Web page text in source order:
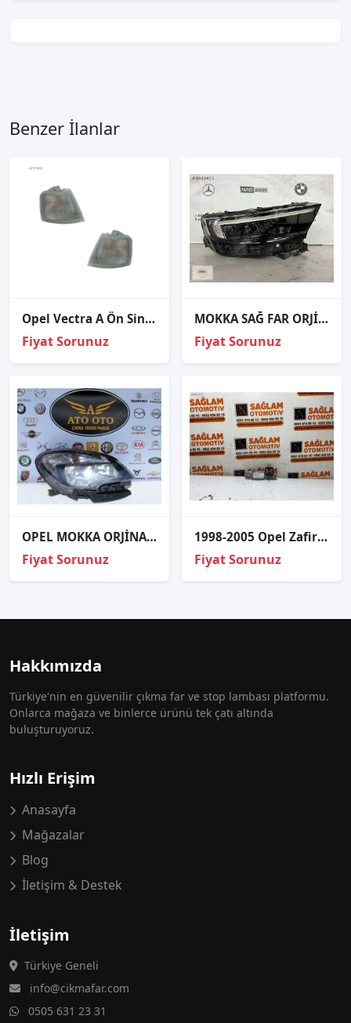
Benzer İlanlar
Opel Vectra A Ön Sinyal Sağ-Sol Takım 1988-1992
Fiyat Sorunuz
MOKKA SAĞ FAR ORJİNAL
Fiyat Sorunuz
OPEL MOKKA ORJİNAL ÇIKMA SAĞ FAR B
Fiyat Sorunuz
1998-2005 Opel Zafira A Sağ Arka Stop Duyrusu
Fiyat Sorunuz
Hakkımızda
Türkiye'nin en güvenilir çıkma far ve stop lambası platformu.
Onlarca mağaza ve binlerce ürünü tek çatı altında
buluşturuyoruz.
Hızlı Erişim
Anasayfa
Mağazalar
Blog
İletişim & Destek
İletişim
Türkiye Geneli
info@cikmafar.com
0505 631 23 31